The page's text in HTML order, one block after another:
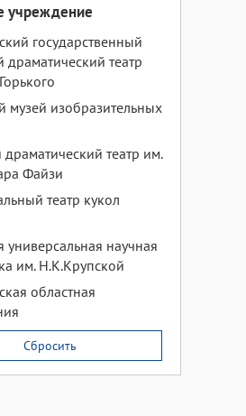
учреждение
государственный
драматический театр
музей изобразительных
драматический театр им.
Файзи
театр кукол
универсальная научная
им. Н.К.Крупской
областная
Сбросить